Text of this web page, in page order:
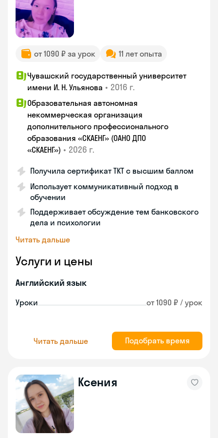
от 1090 ₽ за урок 11 лет опыта
Чувашский государственный университет
имени И. Н. Ульянова • 2016 г.
Образовательная автономная
некоммерческая организация
дополнительного профессионального
образования «СКАЕНГ» (ОАНО ДПО
«СКАЕНГ») • 2026 г.
Получила сертификат TKT с высшим баллом
Использует коммуникативный подход в
обучении
Поддерживает обсуждение тем банковского
дела и психологии
Читать дальше
Услуги и цены
Английский язык
Уроки от 1090 ₽ / урок
Читать дальше Подобрать время
Ксения